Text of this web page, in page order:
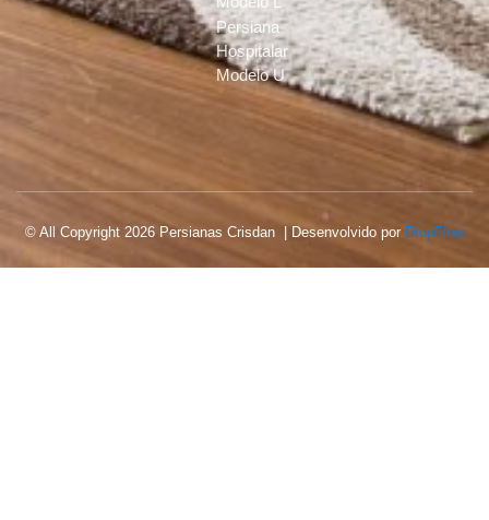
Persiana
Hospitalar
Modelo U
© All Copyright 2026 Persianas Crisdan | Desenvolvido por DropFlow